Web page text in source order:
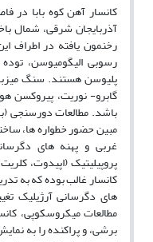
آذربایجان شرقی، شمال
رخنمون یافته در اطراف
رسوبی الیگومیوسن،
پلیوسن هستند. سنگ
گابرو- نوریت، پیروکسن
مبین حضور خطواره ها،
غربی و پهنه های
پروپیلیتیک (اپیدوت،
کانسار غالب بوده که به
های دگرسانی آرژیلیک
مطالعات میکروسکوپی،
برشی، و پراکنده را به